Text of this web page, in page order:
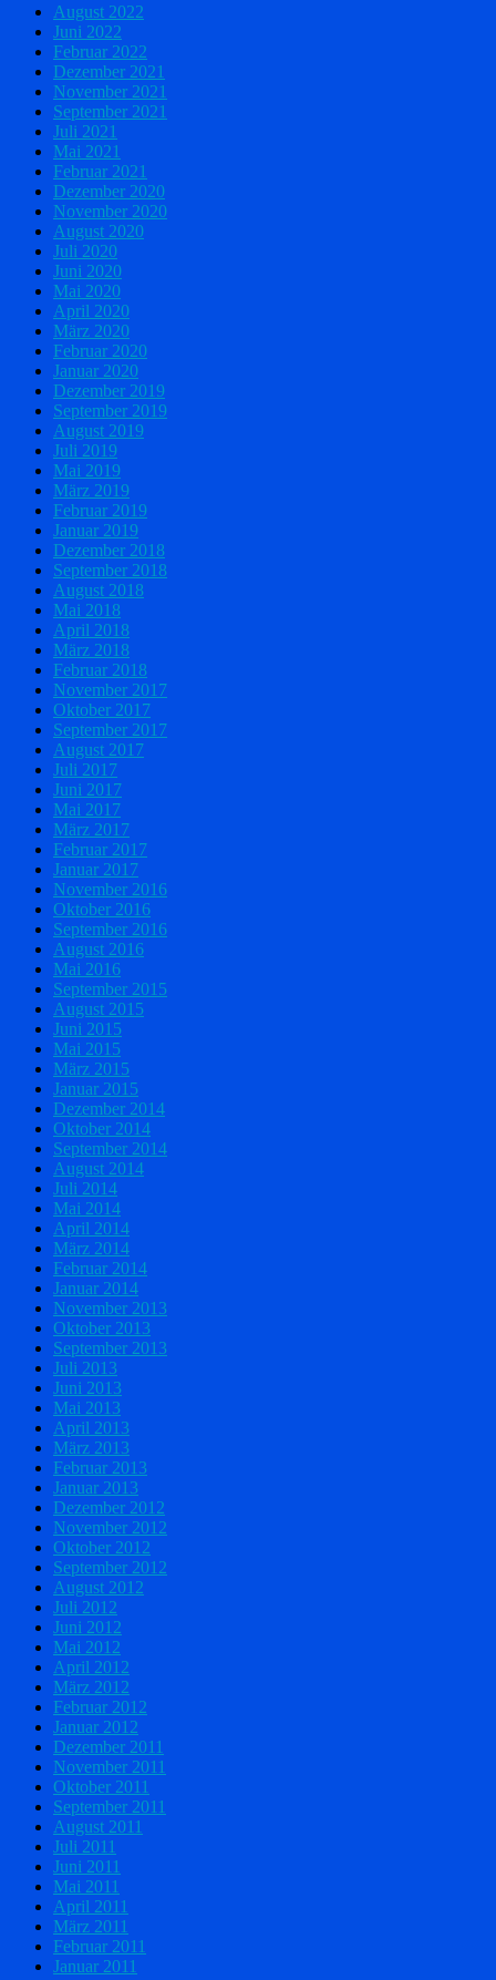
August 2022
Juni 2022
Februar 2022
Dezember 2021
November 2021
September 2021
Juli 2021
Mai 2021
Februar 2021
Dezember 2020
November 2020
August 2020
Juli 2020
Juni 2020
Mai 2020
April 2020
März 2020
Februar 2020
Januar 2020
Dezember 2019
September 2019
August 2019
Juli 2019
Mai 2019
März 2019
Februar 2019
Januar 2019
Dezember 2018
September 2018
August 2018
Mai 2018
April 2018
März 2018
Februar 2018
November 2017
Oktober 2017
September 2017
August 2017
Juli 2017
Juni 2017
Mai 2017
März 2017
Februar 2017
Januar 2017
November 2016
Oktober 2016
September 2016
August 2016
Mai 2016
September 2015
August 2015
Juni 2015
Mai 2015
März 2015
Januar 2015
Dezember 2014
Oktober 2014
September 2014
August 2014
Juli 2014
Mai 2014
April 2014
März 2014
Februar 2014
Januar 2014
November 2013
Oktober 2013
September 2013
Juli 2013
Juni 2013
Mai 2013
April 2013
März 2013
Februar 2013
Januar 2013
Dezember 2012
November 2012
Oktober 2012
September 2012
August 2012
Juli 2012
Juni 2012
Mai 2012
April 2012
März 2012
Februar 2012
Januar 2012
Dezember 2011
November 2011
Oktober 2011
September 2011
August 2011
Juli 2011
Juni 2011
Mai 2011
April 2011
März 2011
Februar 2011
Januar 2011